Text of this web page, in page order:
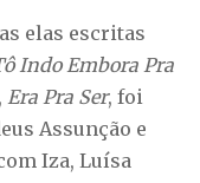
elas escritas
Indo Embora Pra
Era Pra Ser, foi
Assunção e
Iza, Luísa